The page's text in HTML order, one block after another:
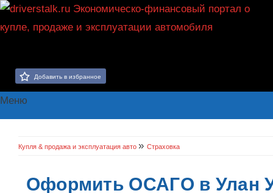
Добавить в избранное
Меню
Купля & продажа и эксплуатация авто » Страховка
Оформить ОСАГО в Улан